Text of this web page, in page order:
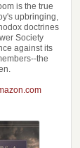
is the true
upbringing,
doctrines
Society
against its
the